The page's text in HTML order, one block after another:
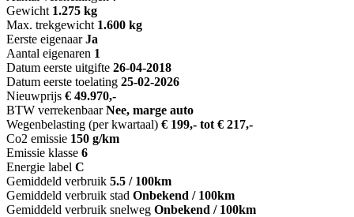
Gewicht 1.275 kg
Max. trekgewicht 1.600 kg
Eerste eigenaar Ja
Aantal eigenaren 1
Datum eerste uitgifte 26-04-2018
Datum eerste toelating 25-02-2026
Nieuwprijs € 49.970,-
BTW verrekenbaar Nee, marge auto
Wegenbelasting (per kwartaal) € 199,- tot € 217,-
Co2 emissie 150 g/km
Emissie klasse 6
Energie label C
Gemiddeld verbruik 5.5 / 100km
Gemiddeld verbruik stad Onbekend / 100km
Gemiddeld verbruik snelweg Onbekend / 100km